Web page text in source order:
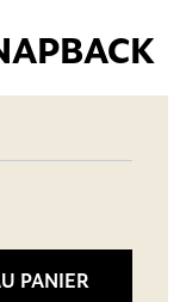
PANIER